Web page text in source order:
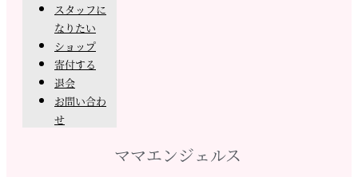
スタッフに
なりたい
ショップ
寄付する
退会
お問い合わ
せ
ママエンジェルス